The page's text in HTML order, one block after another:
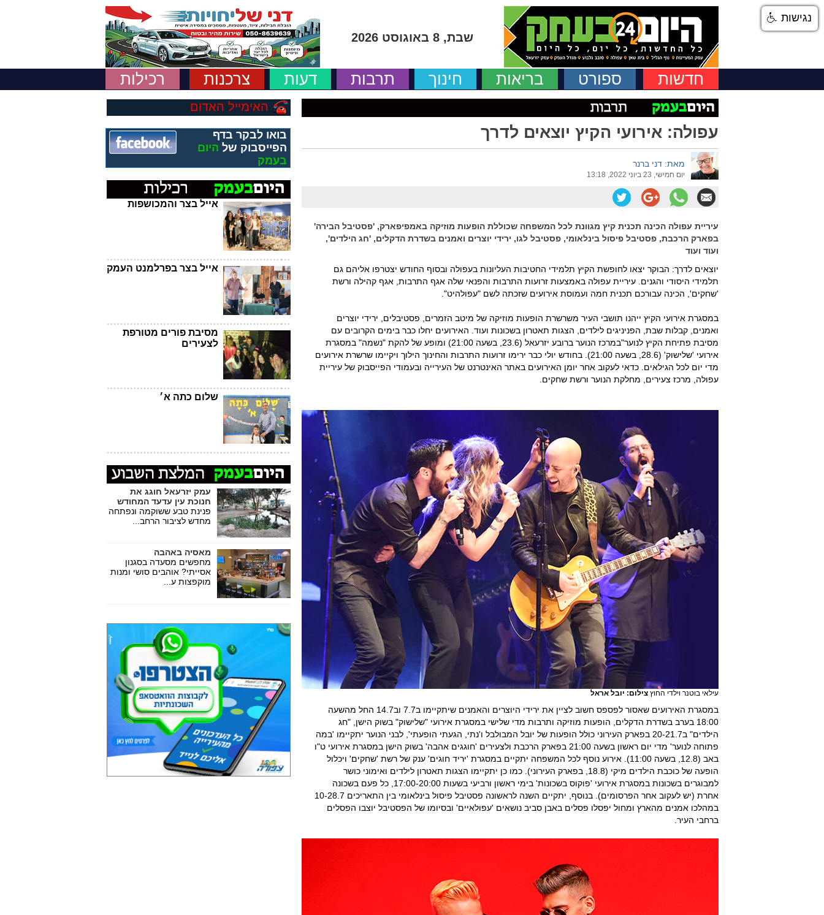
שבת, 8 באוגוסט 2026
חדשות ספורט בריאות חינוך תרבות דעות צרכנות רכילות
עפולה: אירועי הקיץ יוצאים לדרך
מאת: דני ברנר
יום חמישי, 23 ביוני 2022, 13:18
עיריית עפולה הכינה תכנית קיץ מגוונת לכל המשפחה שכוללת הופעות מוזיקה באמפיפארק, 'פסטיבל הבירה'
בפארק הרכבת, פסטיבל פיסול בינלאומי, פסטיבל לגו, ירידי יוצרים ואמנים בשדרת הדקלים, 'חג הילדים',
ועוד ועוד
יוצאים לדרך: הבוקר יצאו לחופשת הקיץ תלמידי החטיבות העליונות בעפולה ובסוף החודש יצטרפו אליהם גם
תלמידי היסודי והגנים. עיריית עפולה באמצעות זרועות התרבות והפנאי שלה אגף התרבות, אגף קהילה ורשת
'שחקים', הכינה עבורכם תכנית חמה ועמוסת אירועים שזכתה לשם "עפולהיט".
במסגרת אירועי הקיץ ייהנו תושבי העיר משרשרת הופעות מוזיקה של מיטב הזמרים, פסטיבלים, ירידי יוצרים
ואמנים, קבלות שבת, הפניניגים לילדים, הצגות תאטרון בשכונות ועוד. האירועים יחלו כבר בימים הקרובים עם
מסיבת פתיחת הקיץ לנוער"במרכז הנוער ברובע יזרעאל (23.6, בשעה 21:00) ומופע של להקת "נשמה" במסגרת
אירועי 'שלישוק' (28.6, בשעה 21:00). בחודש יולי כבר ירימו זרועות התרבות והחינוך הילוך ויקיימו שרשרת אירועים
מדי יום לכל הגילאים. כדאי לעקוב אחר יומן האירועים באתר האינטרנט של העירייה ובעמודי הפייסבוק של עיריית
עפולה, מרכז צעירים, מחלקת הנוער ורשת שחקים.
עילאי בוטנר וילדי החוץ צילום: יובל אראל
במסגרת האירועים שאסור לפספס חשוב לציין את ירידי היוצרים והאמנים שיתקיימו ב7.7 וב14.7 החל מהשעה
18:00 בערב בשדרת הדקלים, הופעות מוזיקה ותרבות מדי שלישי במסגרת אירועי "שלישוק" בשוק הישן, "חג
הילדים" ב20-21.7 בפארק העירוני כולל הופעות של יובל המבולבל ו'נתי, הגעתי הופעתי', לבני הנוער יתקיימו 'במה
פתוחה לנוער' מדי יום ראשון בשעה 21:00 בפארק הרכבת ולצעירים 'חוגגים אהבה' בשוק הישן במסגרת אירועי ט"ו
באב (12.8, בשעה 11:00). אירוע נוסף לכל המשפחה יתקיים במסגרת 'יריד חוגים' ענק של רשת 'שחקים' ויכלול
הופעה של כוכבת הילדים מיקי (18.8, בפארק העירוני). כמו כן יתקיימו הצגות תאטרון לילדים ואימוני כושר
למבוגרים בשכונות במסגרת אירועי 'פוקוס בשכונות' בימי ראשון ורביעי בשעות 17:00-20:00, כל פעם בשכונה
אחרת (יש לעקוב אחר הפרסומים). בנוסף, יתקיים השנה לראשונה פסטיבל פיסול בינלאומי בין התאריכים 10-28.7
במהלכו אמנים מהארץ ומחול יפסלו פסלים באבן סביב נושאים 'עפולאיים' ובסיומו של הפסטיבל יוצבו הפסלים
ברחבי העיר.
האימייל האדום
בואו לבקר בדף
הפייסבוק של היום
בעמק
אייל בצר והמכושפות
אייל בצר בפרלמנט העמק
מסיבת פורים מטורפת
לצעירים
שלום כתה א׳
עמק יזרעאל חוגג את
חנוכת עין עדעד המחודש
פנינת טבע ששוקמה ונפתחה
מחדש לציבור הרחב...
מאסיה באהבה
מחפשים מסעדה בסגנון
אסייתי? אוהבים סושי ומנות
מוקפצות ע...
נגישות